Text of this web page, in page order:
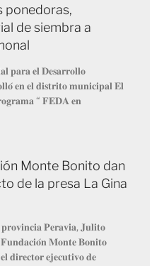
ponedoras,
de siembra a
𝐩𝐚𝐫𝐚 𝐞𝐥 𝐃𝐞𝐬𝐚𝐫𝐫𝐨𝐥𝐥𝐨
𝐞𝐧 𝐞𝐥 𝐝𝐢𝐬𝐭𝐫𝐢𝐭𝐨 𝐦𝐮𝐧𝐢𝐜𝐢𝐩𝐚𝐥 𝐄𝐥
“ 𝐅𝐄𝐃𝐀 𝐞𝐧
Monte Bonito dan
de la presa La Gina
𝐏𝐞𝐫𝐚𝐯𝐢𝐚, 𝐉𝐮𝐥𝐢𝐭𝐨
𝐅𝐮𝐧𝐝𝐚𝐜𝐢𝐨́𝐧 𝐌𝐨𝐧𝐭𝐞 𝐁𝐨𝐧𝐢𝐭𝐨
𝐝𝐢𝐫𝐞𝐜𝐭𝐨𝐫 𝐞𝐣𝐞𝐜𝐮𝐭𝐢𝐯𝐨 𝐝𝐞